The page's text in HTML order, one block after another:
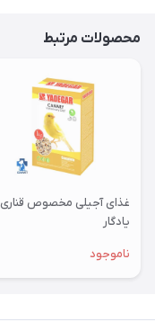
محصولات مرتبط
غذای آجیلی مخصوص قناری
یادگار
ناموجود